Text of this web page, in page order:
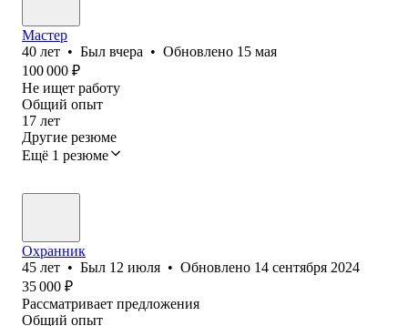
Мастер
40 лет • Был вчера • Обновлено 15 мая
100 000 ₽
Не ищет работу
Общий опыт
17 лет
Другие резюме
Ещё 1 резюме
Охранник
45 лет • Был 12 июля • Обновлено 14 сентября 2024
35 000 ₽
Рассматривает предложения
Общий опыт